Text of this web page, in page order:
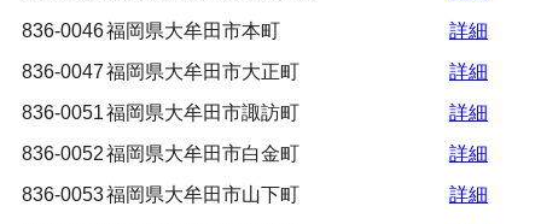
836-0046福岡県大牟田市本町
詳細
836-0047福岡県大牟田市大正町
詳細
836-0051福岡県大牟田市諏訪町
詳細
836-0052福岡県大牟田市白金町
詳細
836-0053福岡県大牟田市山下町
詳細